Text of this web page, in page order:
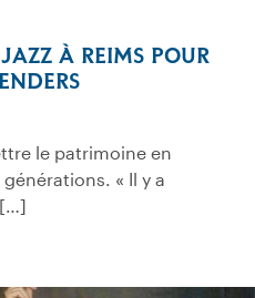
À REIMS POUR
le patrimoine en
« Il y a
[…]